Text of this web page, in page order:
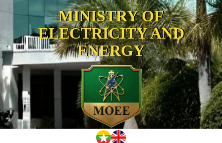
MINISTRY OF
ELECTRICITY AND
ENERGY